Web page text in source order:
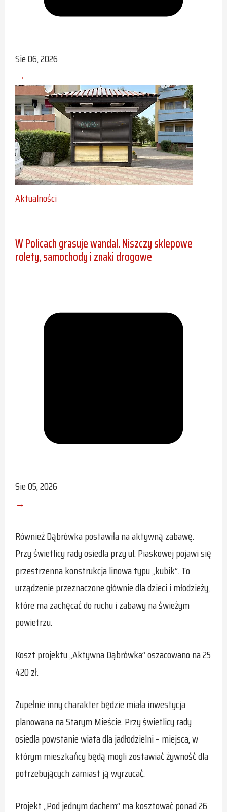
Sie 06, 2026
→
Aktualności
W Policach grasuje wandal. Niszczy sklepowe
rolety, samochody i znaki drogowe
Sie 05, 2026
→
Również Dąbrówka postawiła na aktywną zabawę.
Przy świetlicy rady osiedla przy ul. Piaskowej pojawi się
przestrzenna konstrukcja linowa typu „kubik”. To
urządzenie przeznaczone głównie dla dzieci i młodzieży,
które ma zachęcać do ruchu i zabawy na świeżym
powietrzu.
Koszt projektu „Aktywna Dąbrówka” oszacowano na 25
420 zł.
Zupełnie inny charakter będzie miała inwestycja
planowana na Starym Mieście. Przy świetlicy rady
osiedla powstanie wiata dla jadłodzielni – miejsca, w
którym mieszkańcy będą mogli zostawiać żywność dla
potrzebujących zamiast ją wyrzucać.
Projekt „Pod jednym dachem” ma kosztować ponad 26